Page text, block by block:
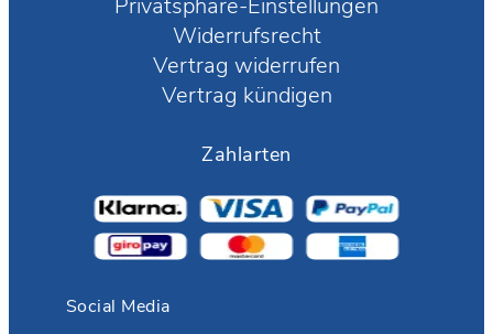
Privatsphäre-Einstellungen
Widerrufsrecht
Vertrag widerrufen
Vertrag kündigen
Zahlarten
Social Media